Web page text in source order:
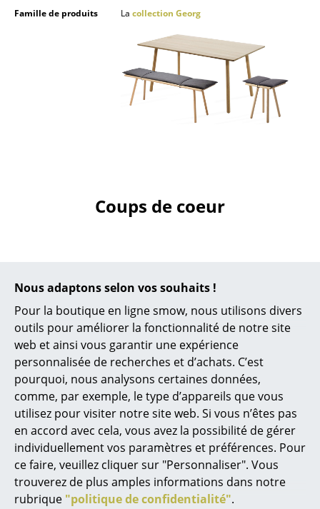
Nous adaptons selon vos souhaits !
Pour la boutique en ligne smow, nous utilisons divers
outils pour améliorer la fonctionnalité de notre site
web et ainsi vous garantir une expérience
personnalisée de recherches et d’achats. C’est
pourquoi, nous analysons certaines données,
comme, par exemple, le type d’appareils que vous
utilisez pour visiter notre site web. Si vous n’êtes pas
en accord avec cela, vous avez la possibilité de gérer
individuellement vos paramètres et préférences. Pour
ce faire, veuillez cliquer sur "Personnaliser". Vous
trouverez de plus amples informations dans notre
rubrique "politique de confidentialité".
Pièces détachées
... voir tous les rangements
Lampadaires et Liseuses
Luminaires d’extérieur
Lampes sans fil
... voir tous les luminaires
Lits
Lits doubles
Lits simples
Lits empilables
Lits enfants
Famille de produits
La collection Georg
Coups de coeur
Fritz Hansen
Table à manger
Georg, Chêne naturel
CHF 1’920.00
Disponible sous 5-7
semaines
(Délai de livraison donné
par le fabricant)